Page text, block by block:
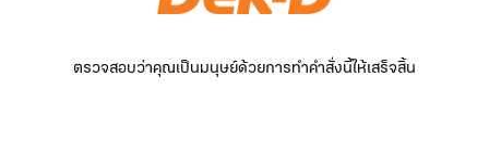
ตรวจสอบว่าคุณเป็นมนุษย์ด้วยการทำคำสั่งนี้ให้เสร็จสิ้น